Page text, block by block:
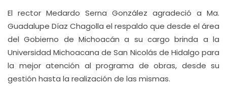
El rector Medardo Serna González agradeció a Ma.
Guadalupe Díaz Chagolla el respaldo que desde el área
del Gobierno de Michoacán a su cargo brinda a la
Universidad Michoacana de San Nicolás de Hidalgo para
la mejor atención al programa de obras, desde su
gestión hasta la realización de las mismas.